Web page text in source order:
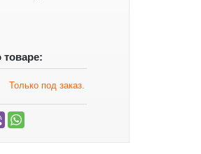
Только под заказ.